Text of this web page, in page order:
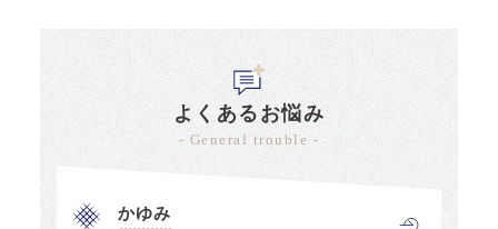
よくあるお悩み
- General trouble -
かゆみ